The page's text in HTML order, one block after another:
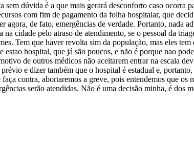
dúvida é a que mais gerará desconforto caso ocorra
com fim de pagamento da folha hospitalar, que
de fato, emergências de verdade. Portanto, nada
cidade pelo atraso de atendimento, se o pessoal da
Tem que haver revolta sim da população, mas eles
hospital, que já são poucos, e não é porque nao
de outros médicos não aceitarem entrar na escala
e dizer também que o hospital é estadual e, portanto,
contra, abortaremos a greve, pois entendemos que os
serão atendidas. Não é uma decisão minha, é dos